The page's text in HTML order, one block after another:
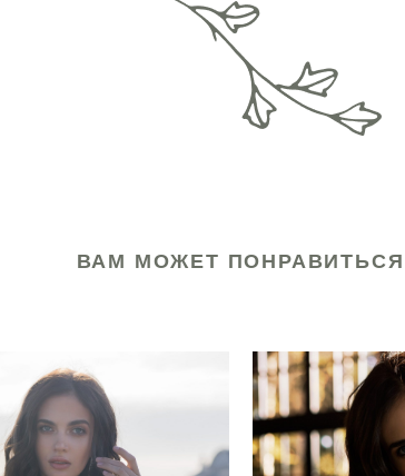
ВАМ МОЖЕТ ПОНРАВИТЬСЯ